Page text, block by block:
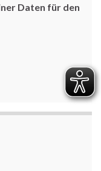
Daten für den